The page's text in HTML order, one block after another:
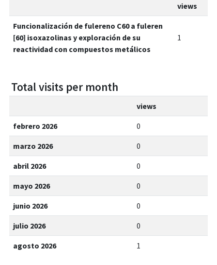
views
Funcionalización de fulereno C60 a fuleren
[60] isoxazolinas y exploración de su
reactividad con compuestos metálicos
1
Total visits per month
views
febrero 2026 0
marzo 2026 0
abril 2026 0
mayo 2026 0
junio 2026 0
julio 2026 0
agosto 2026 1